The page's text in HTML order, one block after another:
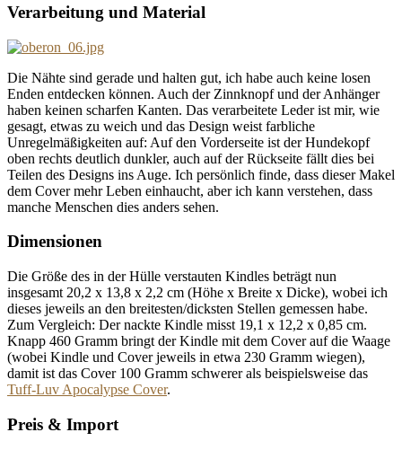
Verarbeitung und Material
Die Nähte sind gerade und halten gut, ich habe auch keine losen
Enden entdecken können. Auch der Zinnknopf und der Anhänger
haben keinen scharfen Kanten. Das verarbeitete Leder ist mir, wie
gesagt, etwas zu weich und das Design weist farbliche
Unregelmäßigkeiten auf: Auf den Vorderseite ist der Hundekopf
oben rechts deutlich dunkler, auch auf der Rückseite fällt dies bei
Teilen des Designs ins Auge. Ich persönlich finde, dass dieser Makel
dem Cover mehr Leben einhaucht, aber ich kann verstehen, dass
manche Menschen dies anders sehen.
Dimensionen
Die Größe des in der Hülle verstauten Kindles beträgt nun
insgesamt 20,2 x 13,8 x 2,2 cm (Höhe x Breite x Dicke), wobei ich
dieses jeweils an den breitesten/dicksten Stellen gemessen habe.
Zum Vergleich: Der nackte Kindle misst 19,1 x 12,2 x 0,85 cm.
Knapp 460 Gramm bringt der Kindle mit dem Cover auf die Waage
(wobei Kindle und Cover jeweils in etwa 230 Gramm wiegen),
damit ist das Cover 100 Gramm schwerer als beispielsweise das
Tuff-Luv Apocalypse Cover.
Preis & Import